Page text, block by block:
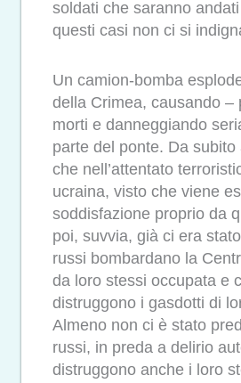
soldati che saranno
questi casi non ci si
Un camion-bomba
della Crimea, causando –
morti e danneggiando
parte del ponte. Da
che nell’attentato
ucraina, visto che viene
soddisfazione proprio da
poi, suvvia, già ci era
russi bombardano la
da loro stessi occupata e
distruggono i gasdotti di
Almeno non ci è stato
russi, in preda a delirio
distruggono anche i loro